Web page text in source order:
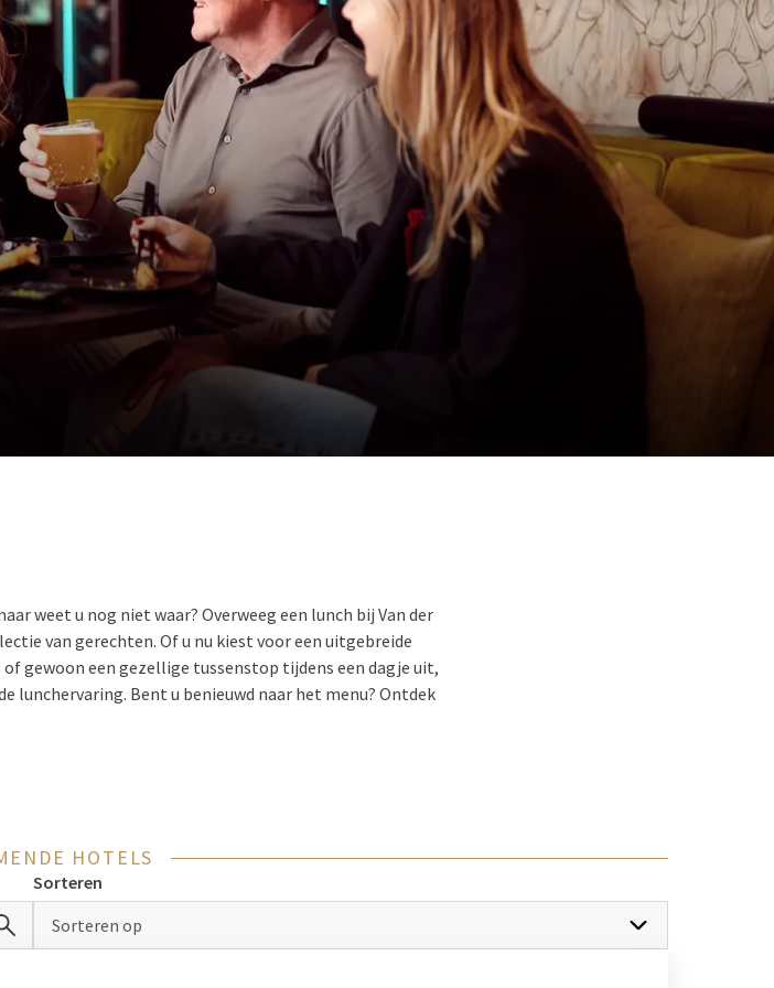
weet u nog niet waar? Overweeg een lunch bij Van der
van gerechten. Of u nu kiest voor een uitgebreide
gewoon een gezellige tussenstop tijdens een dagje uit,
lunchervaring. Bent u benieuwd naar het menu? Ontdek
en biedt een uitgebreid assortiment aan
der Valk variëren per hotel en regio. Ook kan de prijs
u kiezen voor een à la carte lunchgerecht of voor een
over de prijzen bij Van der Valk raden we u aan om de
HOTELS
Sorteren
Sorteren op